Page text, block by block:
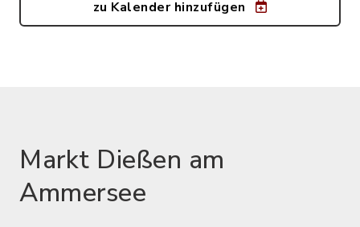
zu Kalender hinzufügen
Markt Dießen am
Ammersee